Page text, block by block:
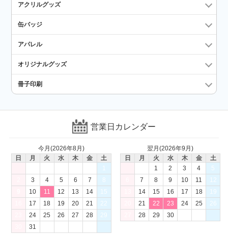
アクリルグッズ
缶バッジ
アパレル
オリジナルグッズ
冊子印刷
営業日カレンダー
今月(2026年8月)
日
月 火 水 木 金
土
1
3 4 5 6 7
8
10 11 12 13 14
15
17 18 19 20 21
22
24 25 26 27 28
29
31
翌月(2026年9月)
日
月 火 水 木 金
土
1
2 3 4
5
7 8 9 10 11
12
14 15 16 17 18
19
21 22 23 24 25
26
28 29 30